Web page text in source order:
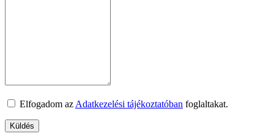
Elfogadom az Adatkezelési tájékoztatóban foglaltakat.